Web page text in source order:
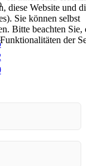
diese Website und
Sie können selbst
Bitte beachten Sie,
der